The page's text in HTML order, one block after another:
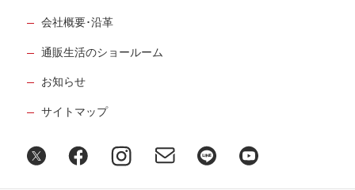
会社概要･沿革
通販生活のショールーム
お知らせ
サイトマップ